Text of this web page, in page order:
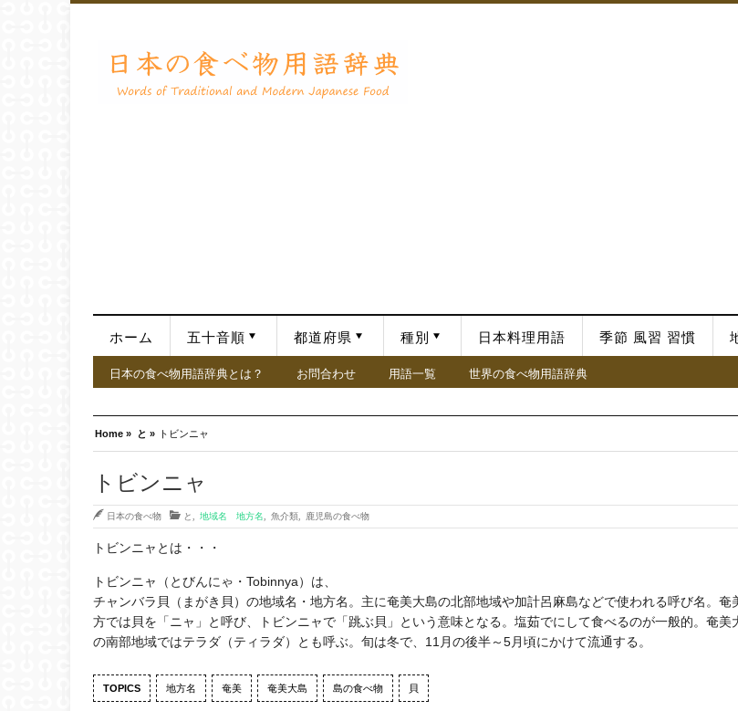
ホーム 五十音順 都道府県 種別 日本料理用語 季節 風習 習慣
日本の食べ物用語辞典とは？ お問合わせ 用語一覧 世界の食べ物用語辞典
Home » と » トビンニャ
トビンニャ
日本の食べ物 と 地域名 地方名 魚介類 鹿児島の食べ物
トビンニャとは・・・
トビンニャ（とびんにゃ・Tobinnya）は、
チャンバラ貝（まがき貝）の地域名・地方名。主に奄美大島の北部地域や加計呂麻島などで使われる呼び名。奄
方では貝を「ニャ」と呼び、トビンニャで「跳ぶ貝」という意味となる。塩茹でにして食べるのが一般的。奄美
の南部地域ではテラダ（ティラダ）とも呼ぶ。旬は冬で、11月の後半～5月頃にかけて流通する。
TOPICS 地方名 奄美 奄美大島 島の食べ物 貝